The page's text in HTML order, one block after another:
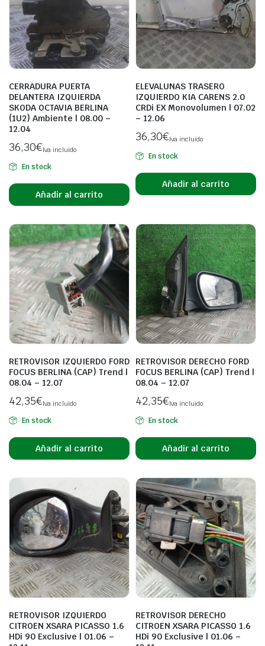
CERRADURA PUERTA
DELANTERA IZQUIERDA
SKODA OCTAVIA BERLINA
(1U2) Ambiente | 08.00 –
12.04
36,30€Iva incluido
En stock
Añadir al carrito
ELEVALUNAS TRASERO
IZQUIERDO KIA CARENS 2.0
CRDi EX Monovolumen | 07.02
– 12.06
36,30€Iva incluido
En stock
Añadir al carrito
RETROVISOR IZQUIERDO FORD
FOCUS BERLINA (CAP) Trend |
08.04 – 12.07
42,35€Iva incluido
En stock
Añadir al carrito
RETROVISOR DERECHO FORD
FOCUS BERLINA (CAP) Trend |
08.04 – 12.07
42,35€Iva incluido
En stock
Añadir al carrito
RETROVISOR IZQUIERDO
CITROEN XSARA PICASSO 1.6
HDi 90 Exclusive | 01.06 –
RETROVISOR DERECHO
CITROEN XSARA PICASSO 1.6
HDi 90 Exclusive | 01.06 –